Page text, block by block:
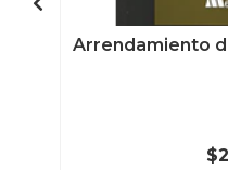
Arrendamiento